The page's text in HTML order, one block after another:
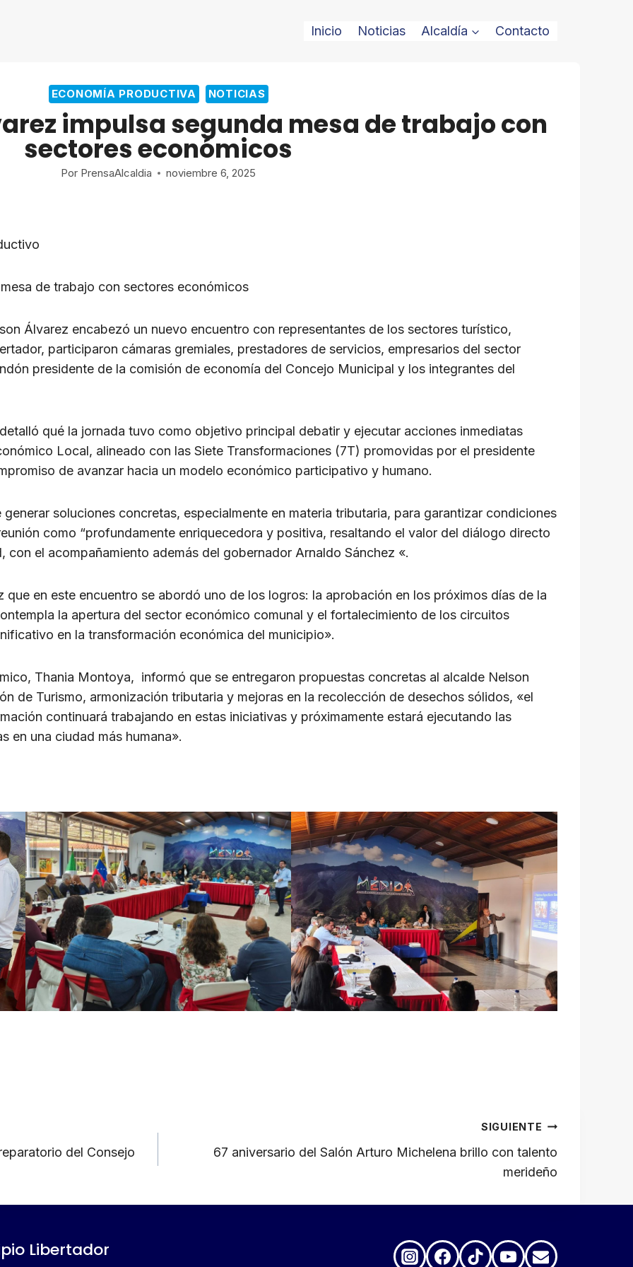
Inicio Noticias Alcaldía Contacto
ECONOMÍA PRODUCTIVA NOTICIAS
impulsa segunda mesa de trabajo con
sectores económicos
Por PrensaAlcaldia noviembre 6, 2025
de trabajo con sectores económicos
Álvarez encabezó un nuevo encuentro con representantes de los sectores turístico,
participaron cámaras gremiales, prestadores de servicios, empresarios del sector
presidente de la comisión de economía del Concejo Municipal y los integrantes del
qué la jornada tuvo como objetivo principal debatir y ejecutar acciones inmediatas
Local, alineado con las Siete Transformaciones (7T) promovidas por el presidente
de avanzar hacia un modelo económico participativo y humano.
soluciones concretas, especialmente en materia tributaria, para garantizar condiciones
como “profundamente enriquecedora y positiva, resaltando el valor del diálogo directo
el acompañamiento además del gobernador Arnaldo Sánchez «.
que en este encuentro se abordó uno de los logros: la aprobación en los próximos días de la
la apertura del sector económico comunal y el fortalecimiento de los circuitos
en la transformación económica del municipio».
Thania Montoya, informó que se entregaron propuestas concretas al alcalde Nelson
de Turismo, armonización tributaria y mejoras en la recolección de desechos sólidos, «el
continuará trabajando en estas iniciativas y próximamente estará ejecutando las
en una ciudad más humana».
del Consejo
SIGUIENTE
67 aniversario del Salón Arturo Michelena brillo con talento
merideño
Libertador